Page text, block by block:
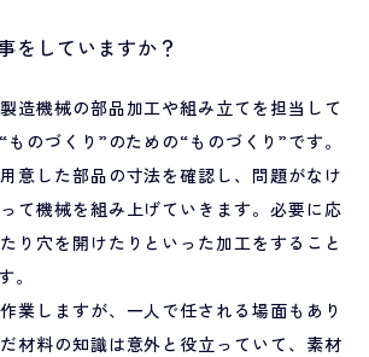
をしていますか？
造機械の部品加工や組み立てを担当して
のづくり”のための“ものづくり”です。
意した部品の寸法を確認し、問題がなけ
て機械を組み上げていきます。必要に応
り穴を開けたりといった加工をすること
。
業しますが、一人で任される場面もあり
材料の知識は意外と役立っていて、素材